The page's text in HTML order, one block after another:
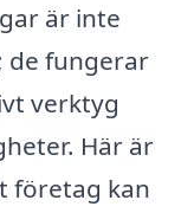
är inte
de fungerar
verktyg
Här är
företag kan